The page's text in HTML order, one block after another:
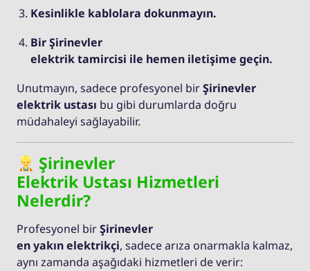
Kesinlikle kablolara dokunmayın.
Bir Şirinevler
elektrik tamircisi ile hemen iletişime geçin.
Unutmayın, sadece profesyonel birŞirinevler
elektrik ustası bu gibi durumlarda doğru
müdahaleyi sağlayabilir.
Şirinevler
Elektrik Ustası Hizmetleri
Nelerdir?
Profesyonel birŞirinevler
en yakın elektrikçi, sadece arıza onarmakla kalmaz,
aynı zamanda aşağıdaki hizmetleri de verir: